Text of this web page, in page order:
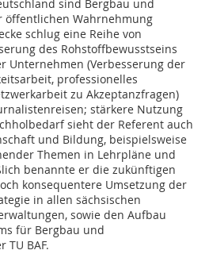
sind Bergbau und
öffentlichen Wahrnehmung
schlug eine Reihe von
des Rohstoffbewusstseins
Unternehmen (Verbesserung der
professionelles
zu Akzeptanzfragen)
stärkere Nutzung
sieht der Referent auch
und Bildung, beispielsweise
Themen in Lehrpläne und
benannte er die zukünftigen
konsequentere Umsetzung der
in allen sächsischen
sowie den Aufbau
für Bergbau und
TU BAF.